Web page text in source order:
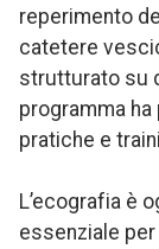
reperimento
catetere
strutturato su
programma
pratiche e
L’ecografia è
essenziale